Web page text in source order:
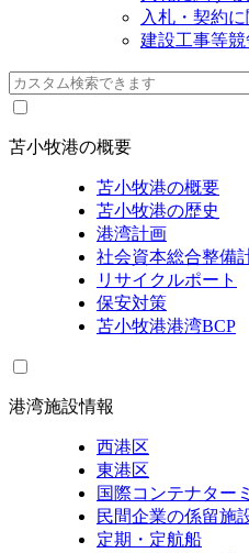
入札・契約
建設工事等
苫小牧港の概要
苫小牧港の概要
苫小牧港の歴史
港湾計画
社会資本総合整備
リサイクルポート
保安対策
苫小牧港港湾BCP
港湾施設情報
西港区
東港区
国際コンテナター
民間企業の係留施
定期・定航船